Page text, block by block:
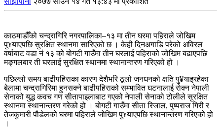
काठमाडौँको चन्द्रागिरि नगरपालिका–१३ मा तीन घरमा पहिराले जोखिम
पु¥याएपछि सुरक्षित स्थानमा सारिएको छ । केही दिनअगाडि परेको अविरल
वर्षाबाट वडा नं १३ को बोगटी गाउँमा तीन घरलाई पहिराको जोखिम बढाएपछि
मङ्गलबार ती घरलाई सुरक्षित स्थानमा स्थानान्तरण गरिएको हो ।
पछिल्लो समय बाढीपहिराका कारण देशैभरि ठूलो जनधनको क्षति पु¥याइरहेका
बेलामा चन्द्रागिरिमा हुनसक्ने बाढीपहिराको सम्भावित घटनालाई रोक्न नेपाली
सेनाको युद्ध कवच गण सीतापाइलाबाट गएको नेपाली सेनाको टोलीले सुरक्षित
स्थानमा स्थानान्तरण गरेको हो । बोगटी गाउँमा सीता रिजाल, पुष्पराज गिरी र
तेजकुमारी पौडेलको घरमा पहिराले जोखिम पु¥याएपछि स्थानान्तरण गरिएको हो
।